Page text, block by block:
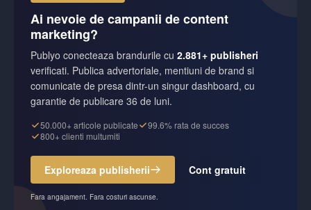
Ai nevoie de campanii de content
marketing?
Publyo conecteaza brandurile cu 2.881+ publisheri
verificati. Publica advertoriale, mentiuni de brand si
comunicate de presa dintr-un singur dashboard, cu
garantie de publicare 36 de luni.
50.000+ articole publicate
99.6% rata de succes
800+ clienti multumiti
Exploreaza publisherii Cont gratuit
Fara angajament. Fara costuri ascunse.